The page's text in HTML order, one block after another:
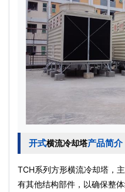
开式横流冷却塔产品简介
TCH系列方形横流冷却塔 ，
有其他结构部件，以确保整